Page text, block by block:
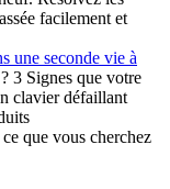
facilement et
une seconde vie à
3 Signes que votre
clavier défaillant
que vous cherchez